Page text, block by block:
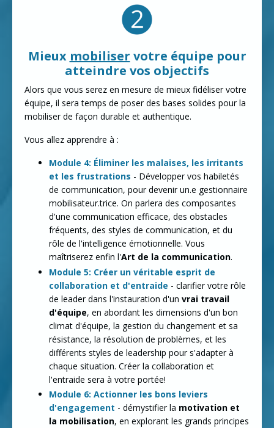
Mieux mobiliser votre équipe pour
atteindre vos objectifs
Alors que vous serez en mesure de mieux fidéliser votre
équipe, il sera temps de poser des bases solides pour la
mobiliser de façon durable et authentique.
Vous allez apprendre à :
Module 4: Éliminer les malaises, les irritants
et les frustrations - Développer vos habiletés
de communication, pour devenir un.e gestionnaire
mobilisateur.trice. On parlera des composantes
d'une communication efficace, des obstacles
fréquents, des styles de communication, et du
rôle de l'intelligence émotionnelle. Vous
maîtriserez enfin l'Art de la communication.
Module 5: Créer un véritable esprit de
collaboration et d'entraide - clarifier votre rôle
de leader dans l'instauration d'un vrai travail
d'équipe, en abordant les dimensions d'un bon
climat d'équipe, la gestion du changement et sa
résistance, la résolution de problèmes, et les
différents styles de leadership pour s'adapter à
chaque situation. Créer la collaboration et
l'entraide sera à votre portée!
Module 6: Actionner les bons leviers
d'engagement - démystifier la motivation et
la mobilisation, en explorant les grands principes